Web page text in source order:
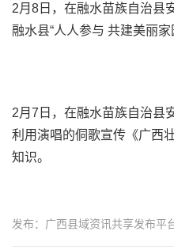
2月8日，在融水苗族自治县
融水县“人人参与 共建美丽家
2月7日，在融水苗族自治县
利用演唱的侗歌宣传《广西
知识。
发布：广西县域资讯共享发布平